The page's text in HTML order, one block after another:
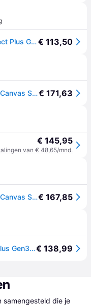
Kingston 1TB microSDXC Canvas Select Plus Gen3 150MB/s A1 Card + Adapter SD-kaart€ 113,50
Kingston Technology 1TB microSDXC Canvas Select Plus Gen3 150MB/s A1 kaart adapter (SDCS3/1TB)€ 171,63
€ 145,95
van € 48,65/mnd.
Kingston Technology 1TB microSDXC Canvas Select Plus Gen3 150MB/s A1 kaart + adapter€ 167,85
Kingston Micro Sdxc Canvas Select Plus Gen3 1tb Memory Card Transparant€ 138,99
samengesteld die je